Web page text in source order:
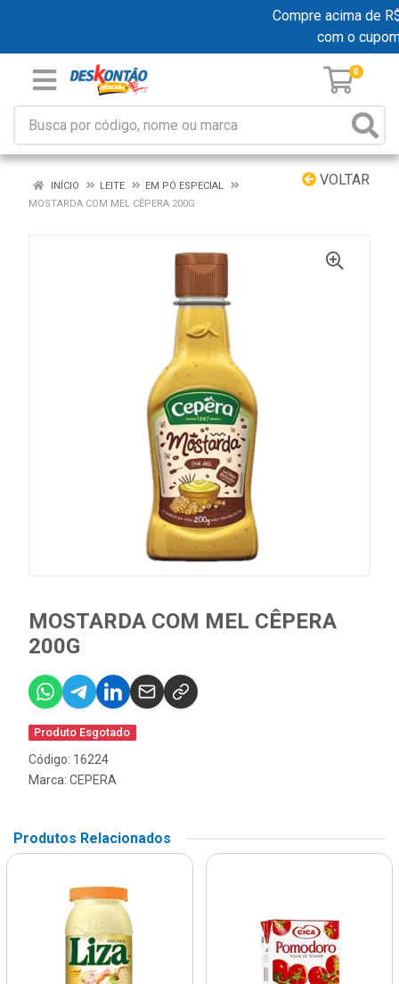
Compre acima de
com o
0
VOLTAR
INÍCIO LEITE
EM PÓ ESPECIAL
MOSTARDA COM MEL CÊPERA 200G
MOSTARDA COM MEL CÊPERA
200G
Produto Esgotado
Código: 16224
Marca: CEPERA
Produtos Relacionados